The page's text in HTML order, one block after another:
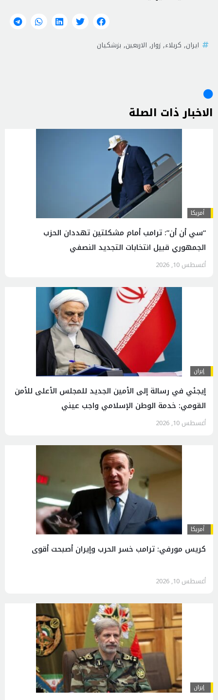
ايران, كربلاء,زوار, الاربعين, بزشكيان
الاخبار ذات الصلة
أمريكا
“سي أن أن”: ترامب أمام مشكلتين تهددان الحزب
الجمهوري قبيل انتخابات التجديد النصفي
أغسطس 10, 2026
إيران
إيجئي في رسالة إلى الأمين الجديد للمجلس الأعلى للأمن
القومي: خدمة الوطن الإسلامي واجب عيني
أغسطس 10, 2026
أمريكا
كريس مورفي: ترامب خسر الحرب وإيران أصبحت أقوى
أغسطس 10, 2026
إيران